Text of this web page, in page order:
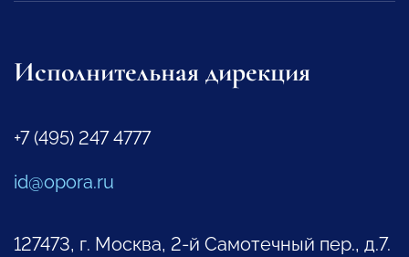
Исполнительная дирекция
+7 (495) 247 4777
id@opora.ru
127473, г. Москва, 2-й Самотечный пер., д.7.